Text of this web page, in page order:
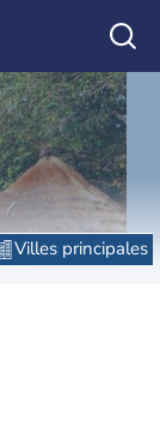
Villes principales